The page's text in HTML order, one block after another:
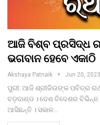
ଆଜି ବିଶ୍ବ ପ୍ରସିଦ୍ଧ
ଭଗବାନ ହେବେ ଏକାଠି
Akshaya Patnaik Jun 20, 2023
ପୁରୀ: ଆଜି ଶ୍ରୀଜିଉଙ୍କ ପବିତ୍ର
ବଡ଼ଦାଣ୍ଡ । ଦେଶ ବିଦେଶର
ଆସିଛନ୍ତି । ସକାଳ…